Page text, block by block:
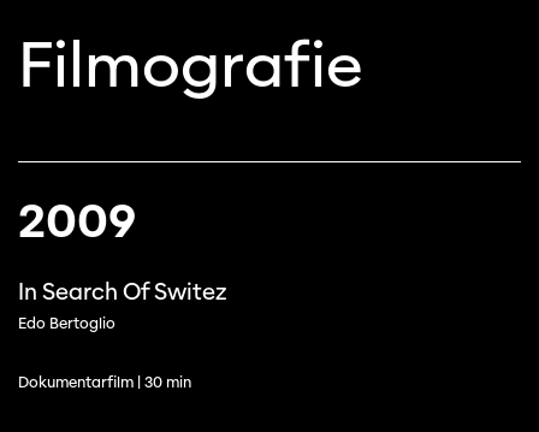
Filmografie
2009
In Search Of Switez
Edo Bertoglio
Dokumentarfilm | 30 min